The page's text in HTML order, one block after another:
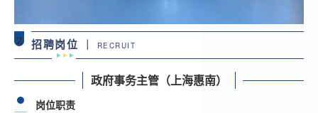
2 招聘岗位 ｜ RECRUIT
政府事务主管（上海惠南）
岗位职责